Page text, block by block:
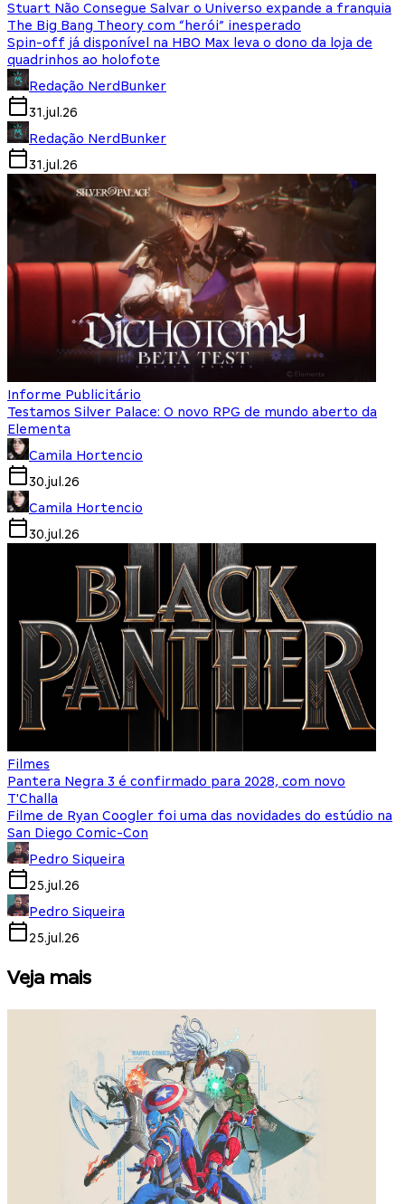
Stuart Não Consegue Salvar o Universo expande a franquia
The Big Bang Theory com “herói” inesperado
Spin-off já disponível na HBO Max leva o dono da loja de
quadrinhos ao holofote
Redação NerdBunker
31.jul.26
Redação NerdBunker
31.jul.26
Informe Publicitário
Testamos Silver Palace: O novo RPG de mundo aberto da
Elementa
Camila Hortencio
30.jul.26
Camila Hortencio
30.jul.26
Filmes
Pantera Negra 3 é confirmado para 2028, com novo
T'Challa
Filme de Ryan Coogler foi uma das novidades do estúdio na
San Diego Comic-Con
Pedro Siqueira
25.jul.26
Pedro Siqueira
25.jul.26
Veja mais